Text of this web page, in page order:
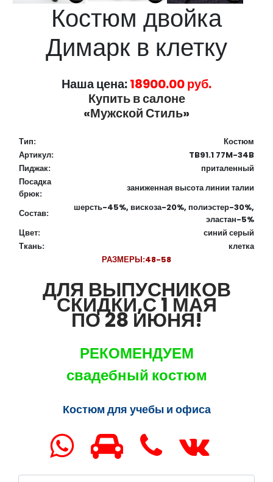
Костюм двойка
Димарк в клетку
Наша цена:18900.00 руб.
Купить в салоне
«Мужской Стиль»
Тип:
Костюм
Артикул:
TB91.1 77M-34B
Пиджак:
приталенный
Посадка
брюк:
заниженная высота линии талии
Состав:
шерсть-45%, вискоза-20%, полиэстер-30%,
эластан-5%
Цвет:
синий серый
Ткань:
клетка
РАЗМЕРЫ:48-58
ДЛЯ ВЫПУСНИКОВ
СКИДКИ,С 1 МАЯ
ПО 28 ИЮНЯ!
РЕКОМЕНДУЕМ
свадебный костюм
Костюм для учебы и офиса